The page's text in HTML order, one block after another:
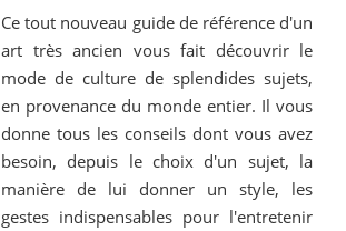
Ce tout nouveau guide de référence d'un
art très ancien vous fait découvrir le
mode de culture de splendides sujets,
en provenance du monde entier. Il vous
donne tous les conseils dont vous avez
besoin, depuis le choix d'un sujet, la
manière de lui donner un style, les
gestes indispensables pour l'entretenir